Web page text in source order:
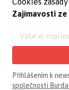
Zajímavosti ze
Přihlášením k
společnosti